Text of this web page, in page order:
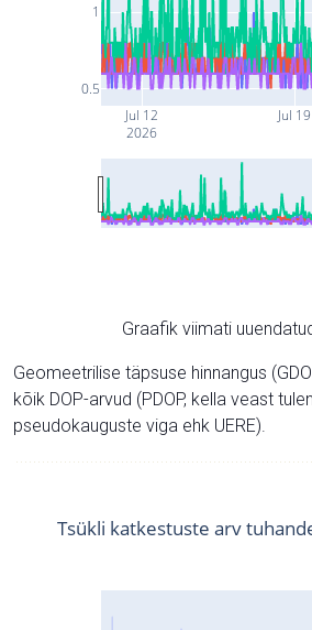
Jul 12
2026
Jul 19
0.5
1
Graafik viimati
Geomeetrilise täpsuse hinnangus
kõik DOP-arvud (PDOP, kella veast
pseudokauguste viga ehk UERE).
Tsükli katkestuste arv